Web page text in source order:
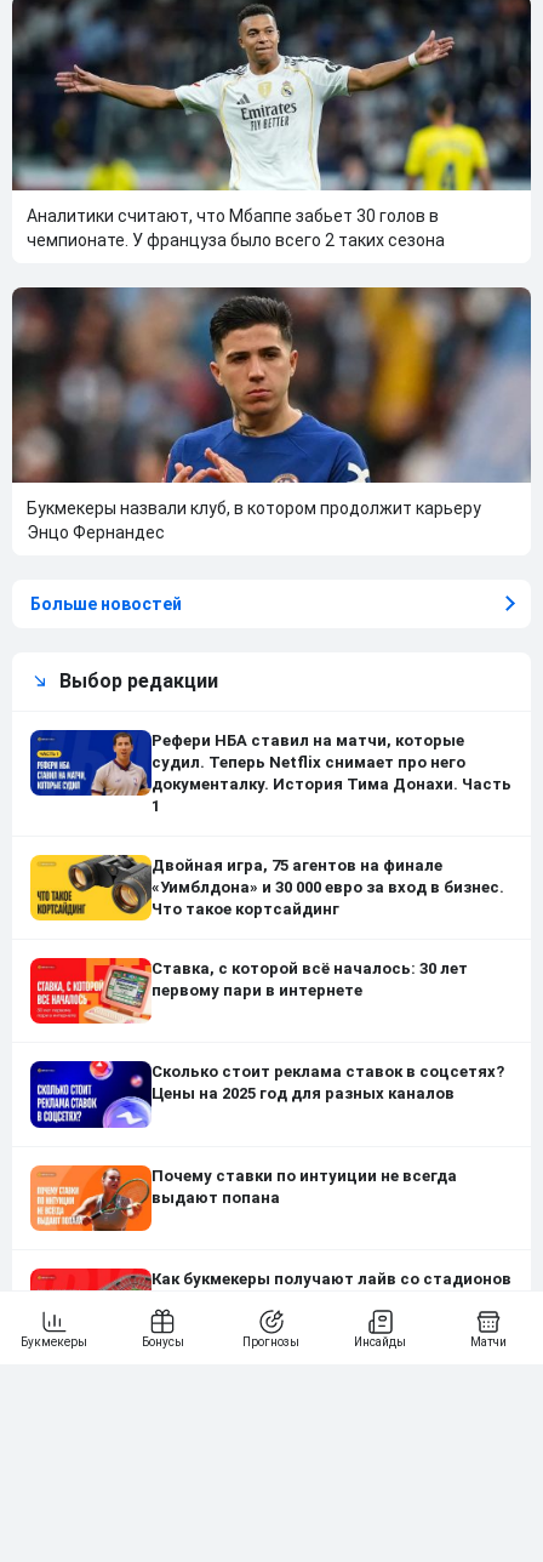
Аналитики считают, что Мбаппе забьет 30 голов в
чемпионате. У француза было всего 2 таких сезона
Букмекеры назвали клуб, в котором продолжит карьеру
Энцо Фернандес
Больше новостей
Выбор редакции
Рефери НБА ставил на матчи, которые
судил. Теперь Netflix снимает про него
документалку. История Тима Донахи. Часть
1
Двойная игра, 75 агентов на финале
«Уимблдона» и 30 000 евро за вход в бизнес.
Что такое кортсайдинг
Ставка, с которой всё началось: 30 лет
первому пари в интернете
Сколько стоит реклама ставок в соцсетях?
Цены на 2025 год для разных каналов
Почему ставки по интуиции не всегда
выдают попана
Как букмекеры получают лайв со стадионов